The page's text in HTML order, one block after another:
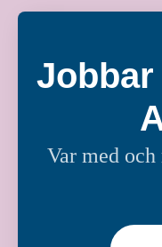
Jobbar
Var med